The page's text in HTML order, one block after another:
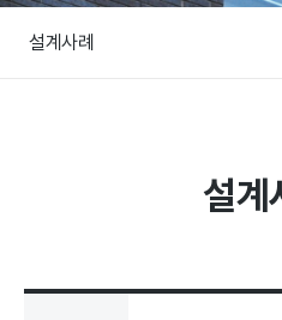
주택전시장
설계사례
설계